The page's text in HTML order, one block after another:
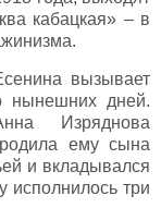
кабацкая» – в
вызывает
нынешних дней.
Изряднова
ему сына
и вкладывался
исполнилось три